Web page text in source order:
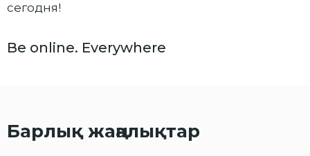
сегодня!
Be online. Everywhere
Барлық жаңалықтар